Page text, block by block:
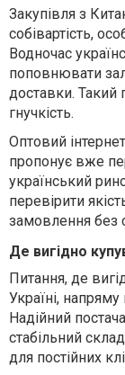
Закупівля з
собівартість,
Водночас
поповнювати
доставки. Такий
гнучкість.
Оптовий
пропонує вже
український
перевірити
замовлення без
Де вигідно
Питання, де
Україні,
Надійний
стабільний
для постійних